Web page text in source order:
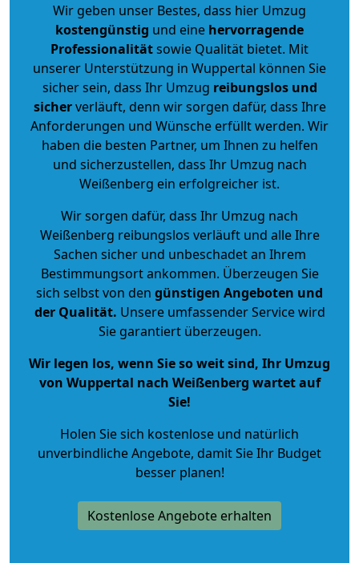
Wir geben unser Bestes, dass hier Umzug
kostengünstig und eine hervorragende
Professionalitätsowie Qualität bietet. Mit
unserer Unterstützung in Wuppertal können Sie
sicher sein, dass Ihr Umzug reibungslos und
sicherverläuft, denn wir sorgen dafür, dass Ihre
Anforderungen und Wünsche erfüllt werden. Wir
haben die besten Partner, um Ihnen zu helfen
und sicherzustellen, dass Ihr Umzug nach
Weißenberg ein erfolgreicher ist.
Wir sorgen dafür, dass Ihr Umzug nach
Weißenberg reibungslos verläuft und alle Ihre
Sachen sicher und unbeschadet an Ihrem
Bestimmungsort ankommen. Überzeugen Sie
sich selbst von den günstigen Angeboten und
der Qualität. Unsere umfassender Service wird
Sie garantiert überzeugen.
Wir legen los, wenn Sie so weit sind, Ihr Umzug
von Wuppertal nach Weißenberg wartet auf
Sie!
Holen Sie sich kostenlose und natürlich
unverbindliche Angebote, damit Sie Ihr Budget
besser planen!
Kostenlose Angebote erhalten